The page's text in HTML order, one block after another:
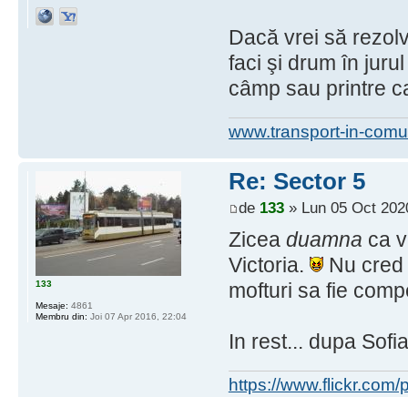
Dacă vrei să
faci şi drum în
câmp sau printre
www.transport-in-
Re: Sector 5
de 133» Lun 05 Oct
Zicea duamna ca
Victoria.
Nu cred
mofturi sa fie
In rest... dupa
https://
133
Mesaje: 4861
Membru din: Joi 07 Apr 2016, 22:04